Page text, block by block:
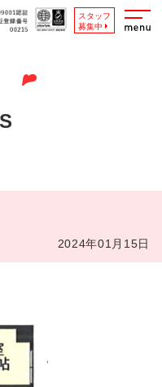
スタッフ
募集中
2024年01月15日